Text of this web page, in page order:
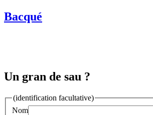
Bacqué
Un gran de sau ?
(identification facultative)
Nom